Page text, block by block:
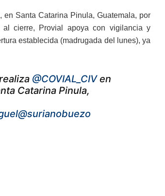
Santa Catarina Pinula, Guatemala, por
al cierre, Provial apoya con vigilancia y
establecida (madrugada del lunes), ya
@COVIAL_CIVen
Catarina Pinula,
@surianobuezo